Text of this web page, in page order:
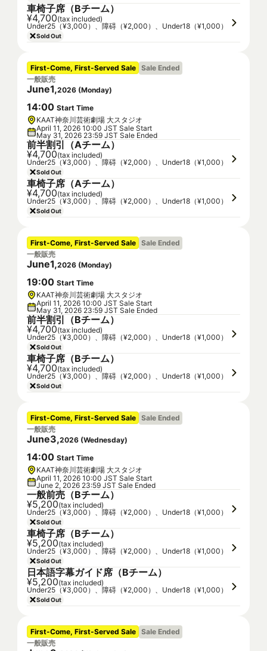
車椅子席（Bチーム）
¥4,700(tax included)
Under25（¥3,000）、障碍（¥2,000）、Under18（¥1,000）
Sold Out
First-Come, First-Served Sale Sale Ended
一般販売
June1,2026 (Monday)
14:00 Start Time
KAAT神奈川芸術劇場 大スタジオ
April 11, 2026 10:00 JST Sale Start
May 31, 2026 23:59 JST Sale Ended
前半割引（Aチーム）
¥4,700(tax included)
Under25（¥3,000）、障碍（¥2,000）、Under18（¥1,000）
Sold Out
車椅子席（Aチーム）
¥4,700(tax included)
Under25（¥3,000）、障碍（¥2,000）、Under18（¥1,000）
Sold Out
First-Come, First-Served Sale Sale Ended
一般販売
June1,2026 (Monday)
19:00 Start Time
KAAT神奈川芸術劇場 大スタジオ
April 11, 2026 10:00 JST Sale Start
May 31, 2026 23:59 JST Sale Ended
前半割引（Bチーム）
¥4,700(tax included)
Under25（¥3,000）、障碍（¥2,000）、Under18（¥1,000）
Sold Out
車椅子席（Bチーム）
¥4,700(tax included)
Under25（¥3,000）、障碍（¥2,000）、Under18（¥1,000）
Sold Out
First-Come, First-Served Sale Sale Ended
一般販売
June3,2026 (Wednesday)
14:00 Start Time
KAAT神奈川芸術劇場 大スタジオ
April 11, 2026 10:00 JST Sale Start
June 2, 2026 23:59 JST Sale Ended
一般前売（Bチーム）
¥5,200(tax included)
Under25（¥3,000）、障碍（¥2,000）、Under18（¥1,000）
Sold Out
車椅子席（Bチーム）
¥5,200(tax included)
Under25（¥3,000）、障碍（¥2,000）、Under18（¥1,000）
Sold Out
日本語字幕ガイド席（Bチーム）
¥5,200(tax included)
Under25（¥3,000）、障碍（¥2,000）、Under18（¥1,000）
Sold Out
First-Come, First-Served Sale Sale Ended
一般販売